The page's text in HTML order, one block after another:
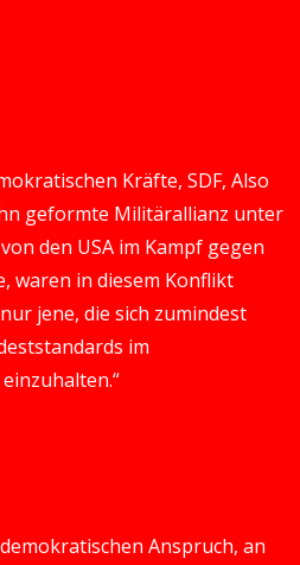
Kräfte, SDF, Also
geformte Militärallianz unter
den USA im Kampf gegen
waren in diesem Konflikt
jene, die sich zumindest
im
Anspruch, an